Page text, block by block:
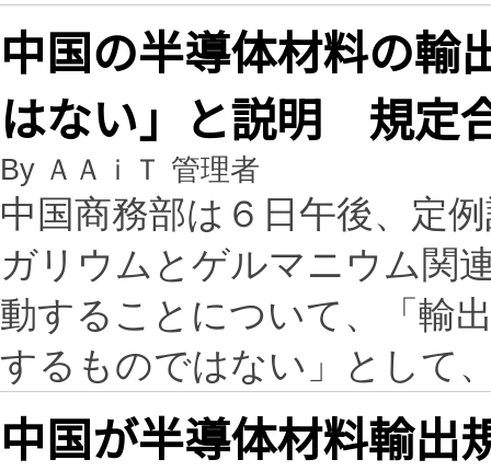
中国の半導体材料の輸
はない」と説明 規定
By ＡＡｉＴ 管理者
中国商務部は６日午後、定
ガリウムとゲルマニウム関
動することについて、「輸
するものではない」として
中国が半導体材料輸出